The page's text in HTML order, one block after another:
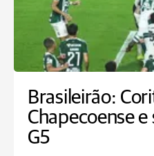
Brasileirão:
Chapecoense
G5